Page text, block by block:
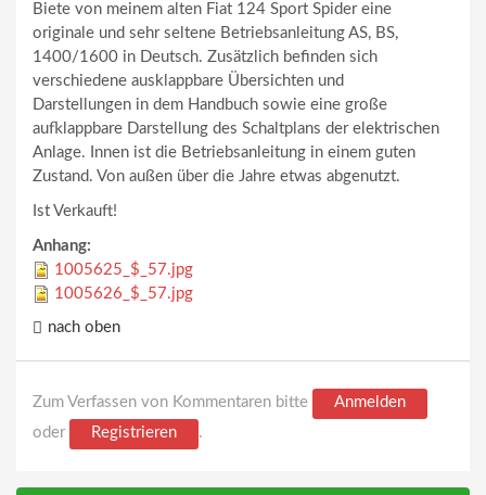
Biete von meinem alten Fiat 124 Sport Spider eine
originale und sehr seltene Betriebsanleitung AS, BS,
1400/1600 in Deutsch. Zusätzlich befinden sich
verschiedene ausklappbare Übersichten und
Darstellungen in dem Handbuch sowie eine große
aufklappbare Darstellung des Schaltplans der elektrischen
Anlage. Innen ist die Betriebsanleitung in einem guten
Zustand. Von außen über die Jahre etwas abgenutzt.
Ist Verkauft!
Anhang:
1005625_$_57.jpg
1005626_$_57.jpg
nach oben
Zum Verfassen von Kommentaren bitte
Anmelden
oder
Registrieren .